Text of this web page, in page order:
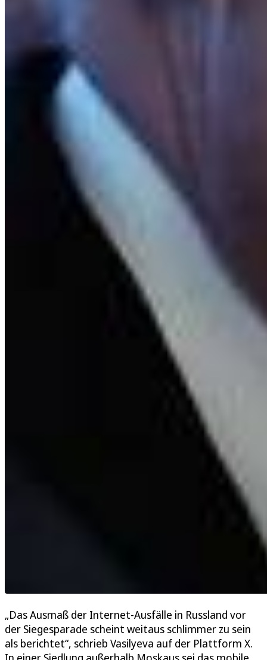
„Das Ausmaß der Internet-Ausfälle in Russland vor
der Siegesparade scheint weitaus schlimmer zu sein
als berichtet“, schrieb Vasilyeva auf der Plattform X.